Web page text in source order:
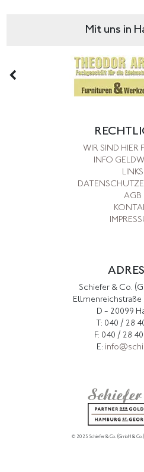
Mit uns in
WIR SIND HIER
INFO
LINKS
AGB
Schiefer & Co.
Ellmenreichstraße
D - 20099
T: 040 / 28
F: 040 / 28
E:
© 2025 Schiefer & Co. (GmbH & Co.).